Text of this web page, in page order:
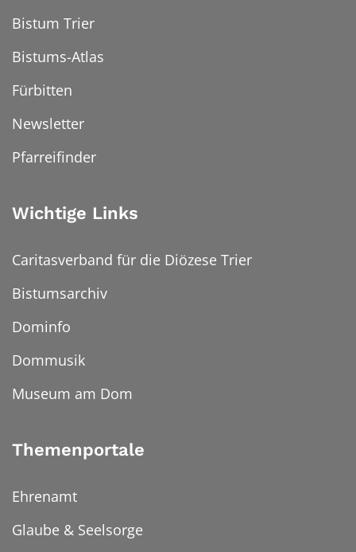
Bistum Trier
Bistums-Atlas
Fürbitten
Newsletter
Pfarreifinder
Wichtige Links
Caritasverband für die Diözese Trier
Bistumsarchiv
Dominfo
Dommusik
Museum am Dom
Themenportale
Ehrenamt
Glaube & Seelsorge